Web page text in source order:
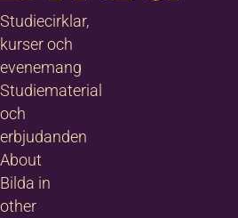
Studiecirklar,
kurser och
evenemang
Studiematerial
och
erbjudanden
About
Bilda in
other